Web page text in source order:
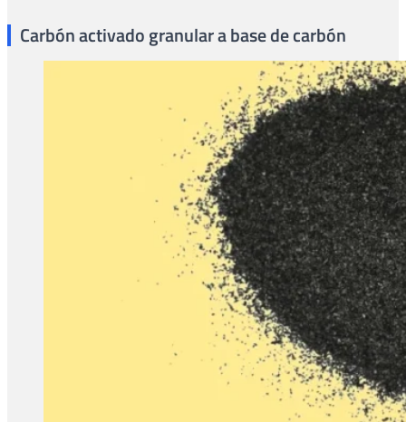
Carbón activado granular a base de carbón